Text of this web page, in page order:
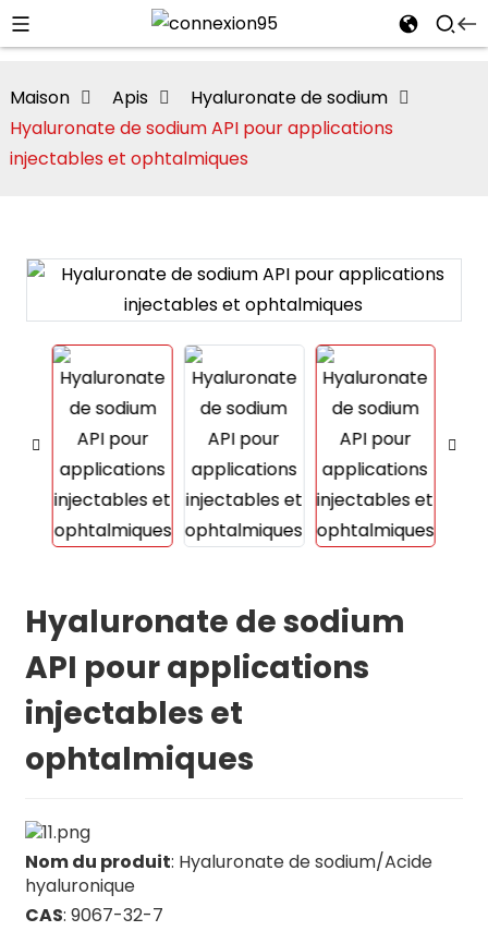
Maison Apis
Hyaluronate de sodium
Hyaluronate de sodium API pour applications
injectables et ophtalmiques
Hyaluronate de sodium
API pour applications
injectables et
ophtalmiques
Nom du produit: Hyaluronate de sodium/Acide
hyaluronique
CAS: 9067-32-7